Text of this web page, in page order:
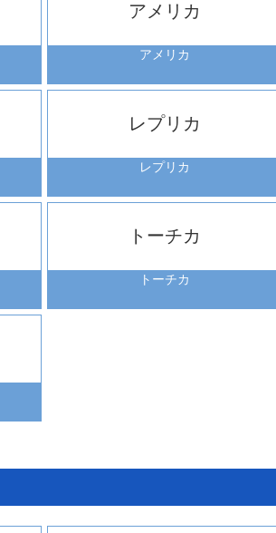
アメリカ
アメリカ
レプリカ
レプリカ
トーチカ
トーチカ